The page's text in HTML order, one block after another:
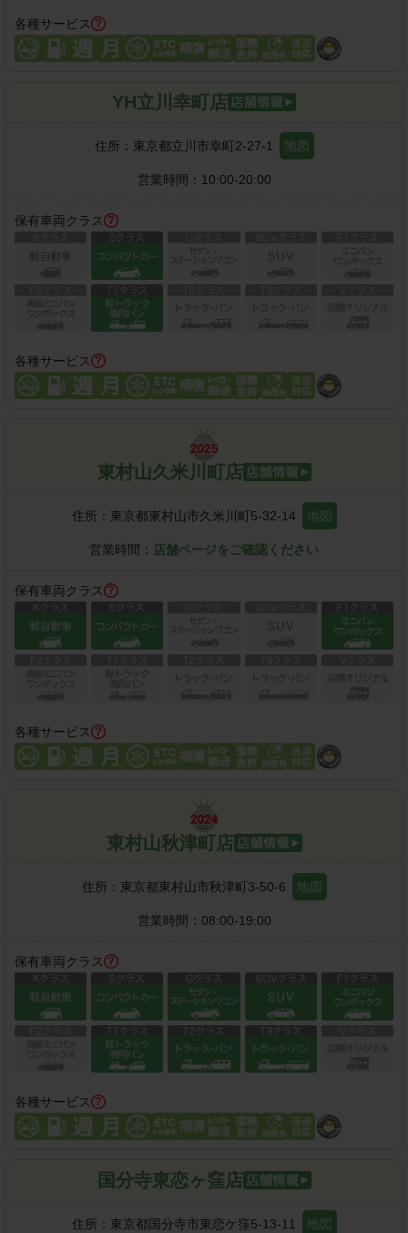
各種サービス
YH立川幸町店
住所： 東京都立川市幸町2-27-1 地図
営業時間： 10:00-20:00
保有車両クラス
各種サービス
東村山久米川町店
住所： 東京都東村山市久米川町5-32-14 地図
営業時間： 店舗ページをご確認ください
保有車両クラス
各種サービス
東村山秋津町店
住所： 東京都東村山市秋津町3-50-6 地図
営業時間： 08:00-19:00
保有車両クラス
各種サービス
国分寺東恋ヶ窪店
住所： 東京都国分寺市東恋ケ窪5-13-11 地図